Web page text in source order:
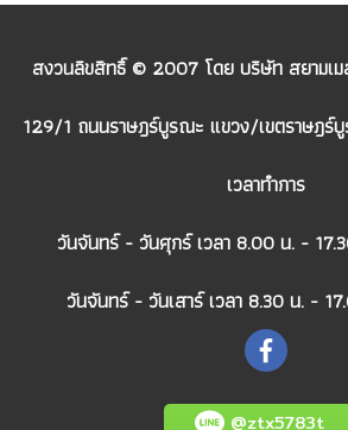
สงวนลิขสิทธิ์ © 2007 โดย บริษัท สยามเม
129/1 ถนนราษฎร์บูรณะ แขวง/เขตราษฎร์
เวลาทำการ
วันจันทร์ - วันศุกร์ เวลา 8.00 น. -
วันจันทร์ - วันเสาร์ เวลา 8.30 น. -
@ztx5783t